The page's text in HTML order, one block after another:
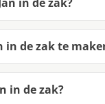
in de zak te
in de zak?